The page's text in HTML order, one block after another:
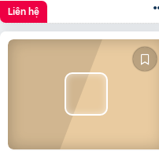
Liên hệ